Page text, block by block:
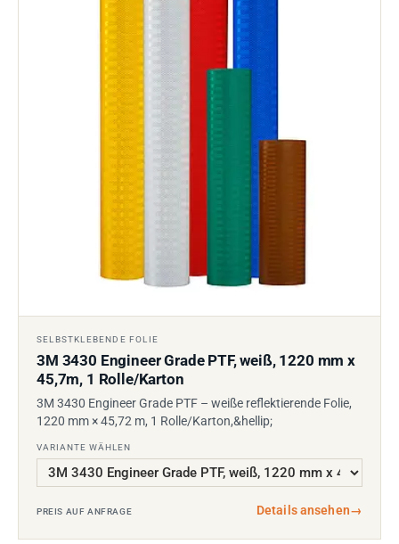
SELBSTKLEBENDE FOLIE
3M 3430 Engineer Grade PTF, weiß, 1220 mm x
45,7m, 1 Rolle/Karton
3M 3430 Engineer Grade PTF – weiße reflektierende Folie,
1220 mm × 45,72 m, 1 Rolle/Karton,&hellip;
VARIANTE WÄHLEN
PREIS AUF ANFRAGE Details ansehen→